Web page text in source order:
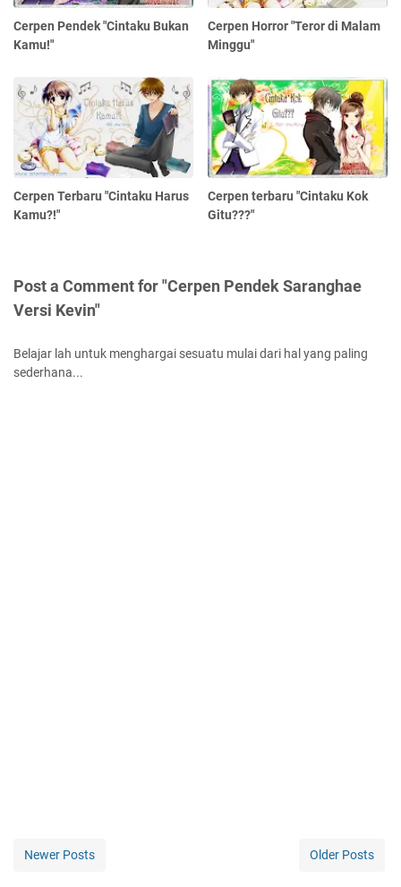
Cerpen Pendek "Cintaku Bukan
Kamu!"
Cerpen Horror "Teror di Malam
Minggu"
Cerpen Terbaru "Cintaku Harus
Kamu?!"
Cerpen terbaru "Cintaku Kok
Gitu???"
Post a Comment for "Cerpen Pendek Saranghae
Versi Kevin"
Belajar lah untuk menghargai sesuatu mulai dari hal yang paling
sederhana...
Newer Posts Older Posts